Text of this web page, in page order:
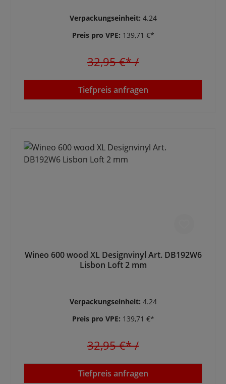
Verpackungseinheit: 4.24
Preis pro VPE: 139,71 €*
32,95 €*/
Tiefpreis anfragen
Wineo 600 wood XL Designvinyl Art. DB192W6
Lisbon Loft 2 mm
Verpackungseinheit: 4.24
Preis pro VPE: 139,71 €*
32,95 €*/
Tiefpreis anfragen